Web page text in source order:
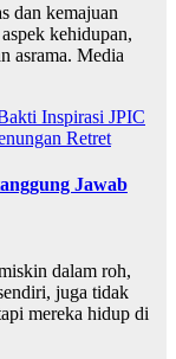
dan kemajuan
kehidupan,
asrama. Media
Inspirasi JPIC
Retret
Jawab
dalam roh,
juga tidak
mereka hidup di